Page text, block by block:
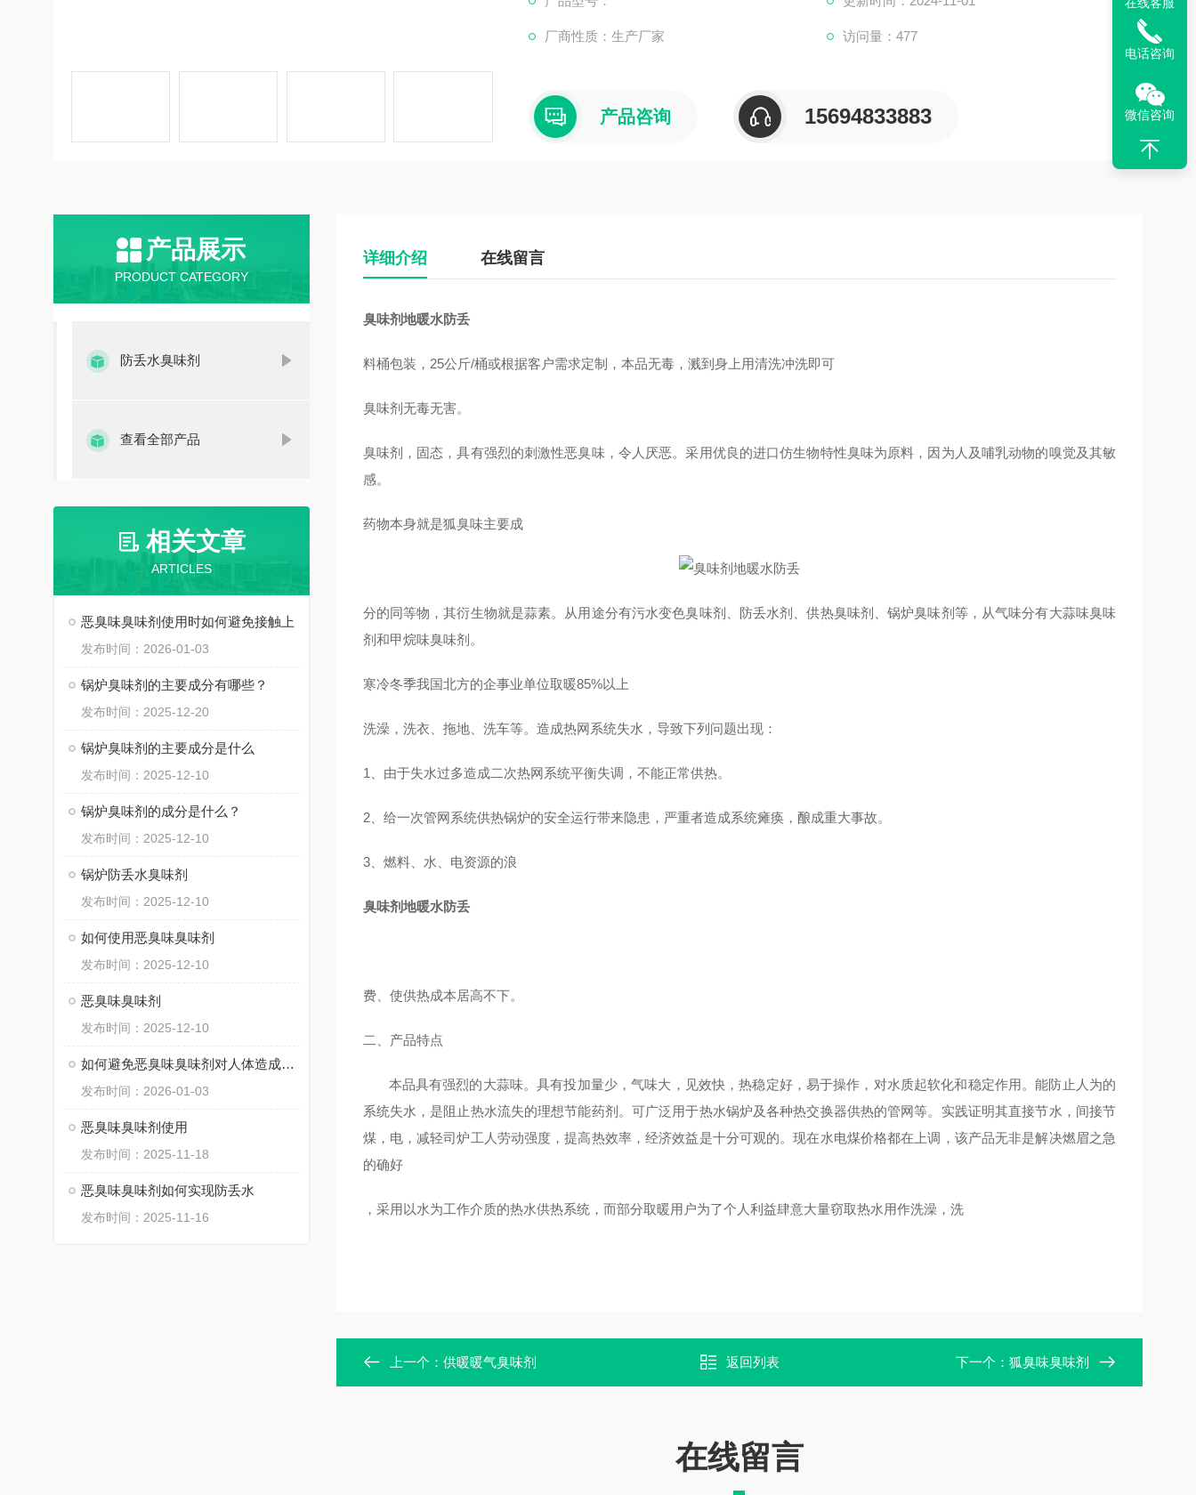
寒冷冬季我国北方
厂商性质：生产厂家 访问量：477
产品咨询 15694833883
产品展示
PRODUCT CATEGORY
防丢水臭味剂
查看全部产品
相关文章
ARTICLES
恶臭味臭味剂使用时如何避免接触上
发布时间：2026-01-03
锅炉臭味剂的主要成分有哪些？
发布时间：2025-12-20
锅炉臭味剂的主要成分是什么
发布时间：2025-12-10
锅炉臭味剂的成分是什么？
发布时间：2025-12-10
锅炉防丢水臭味剂
发布时间：2025-12-10
如何使用恶臭味臭味剂
发布时间：2025-12-10
恶臭味臭味剂
发布时间：2025-12-10
如何避免恶臭味臭味剂对人体造成伤害？
发布时间：2026-01-03
恶臭味臭味剂使用
发布时间：2025-11-18
恶臭味臭味剂如何实现防丢水
发布时间：2025-11-16
详细介绍 在线留言
臭味剂地暖水防丢
料桶包装，25公斤/桶或根据客户需求定制，本品无毒，溅到身上用清洗冲洗即可
臭味剂无毒无害。
臭味剂，固态，具有强烈的刺激性恶臭味，令人厌恶。采用优良的进口仿生物特性臭味为原料，因为人及哺乳动物的嗅觉及其敏
感。
药物本身就是狐臭味主要成
分的同等物，其衍生物就是蒜素。从用途分有污水变色臭味剂、防丢水剂、供热臭味剂、锅炉臭味剂等，从气味分有大蒜味臭味
剂和甲烷味臭味剂。
寒冷冬季我国北方的企事业单位取暖85%以上
洗澡，洗衣、拖地、洗车等。造成热网系统失水，导致下列问题出现：
1、由于失水过多造成二次热网系统平衡失调，不能正常供热。
2、给一次管网系统供热锅炉的安全运行带来隐患，严重者造成系统瘫痪，酿成重大事故。
3、燃料、水、电资源的浪
臭味剂地暖水防丢
费、使供热成本居高不下。
二、产品特点
本品具有强烈的大蒜味。具有投加量少，气味大，见效快，热稳定好，易于操作，对水质起软化和稳定作用。能防止人为的
系统失水，是阻止热水流失的理想节能药剂。可广泛用于热水锅炉及各种热交换器供热的管网等。实践证明其直接节水，间接节
煤，电，减轻司炉工人劳动强度，提高热效率，经济效益是十分可观的。现在水电煤价格都在上调，该产品无非是解决燃眉之急
的确好
，采用以水为工作介质的热水供热系统，而部分取暖用户为了个人利益肆意大量窃取热水用作洗澡，洗
上一个： 供暖暖气臭味剂 返回列表 下一个： 狐臭味臭味剂
在线留言
在线客服
电话咨询
微信咨询